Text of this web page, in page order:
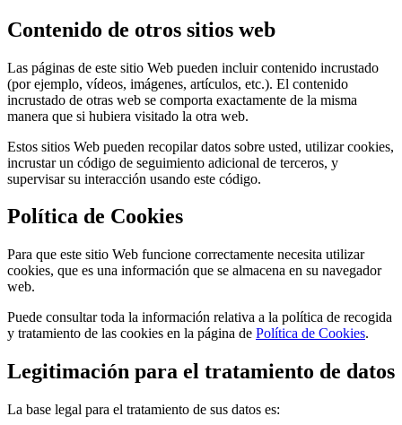
Contenido de otros sitios web
Las páginas de este sitio Web pueden incluir contenido incrustado
(por ejemplo, vídeos, imágenes, artículos, etc.). El contenido
incrustado de otras web se comporta exactamente de la misma
manera que si hubiera visitado la otra web.
Estos sitios Web pueden recopilar datos sobre usted, utilizar cookies,
incrustar un código de seguimiento adicional de terceros, y
supervisar su interacción usando este código.
Política de Cookies
Para que este sitio Web funcione correctamente necesita utilizar
cookies, que es una información que se almacena en su navegador
web.
Puede consultar toda la información relativa a la política de recogida
y tratamiento de las cookies en la página de Política de Cookies.
Legitimación para el tratamiento de datos
La base legal para el tratamiento de sus datos es: